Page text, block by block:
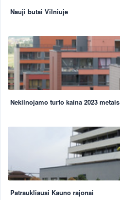
Nauji butai Vilniuje
Nekilnojamo turto kaina 2023 metais
Patraukliausi Kauno rajonai